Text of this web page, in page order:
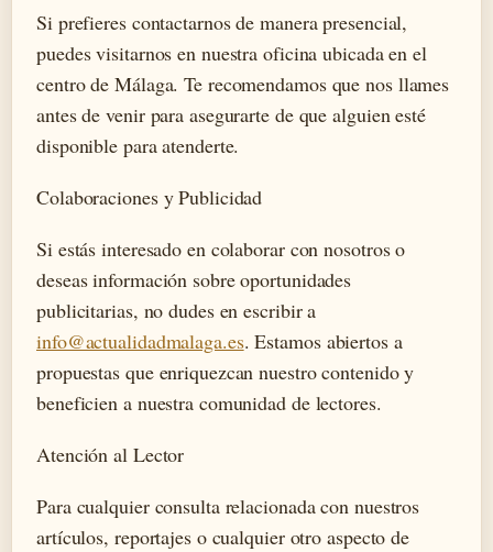
Si prefieres contactarnos de manera presencial,
puedes visitarnos en nuestra oficina ubicada en el
centro de Málaga. Te recomendamos que nos llames
antes de venir para asegurarte de que alguien esté
disponible para atenderte.
Colaboraciones y Publicidad
Si estás interesado en colaborar con nosotros o
deseas información sobre oportunidades
publicitarias, no dudes en escribir a
info@actualidadmalaga.es. Estamos abiertos a
propuestas que enriquezcan nuestro contenido y
beneficien a nuestra comunidad de lectores.
Atención al Lector
Para cualquier consulta relacionada con nuestros
artículos, reportajes o cualquier otro aspecto de